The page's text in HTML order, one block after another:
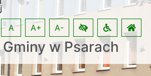
w Psarach
A A+ A-